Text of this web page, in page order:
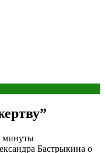
минуты
Бастрыкина о